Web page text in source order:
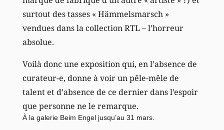
surtout des tasses « Hämmelsmarsch »
vendues dans la collection RTL – l’horreur
absolue.
Voilà donc une exposition qui, en l’absence de
curateur-e, donne à voir un pêle-mêle de
talent et d’absence de ce dernier dans l’espoir
que personne ne le remarque.
À la galerie Beim Engel jusqu’au 31 mars.